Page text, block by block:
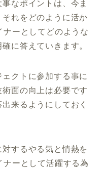
なポイントは、今ま
れをどのように活か
ーとしてどのような
に答えていきます。
クトに参加する事に
面の向上は必要です
来るようにしておく
するやる気と情熱を
ーとして活躍する為